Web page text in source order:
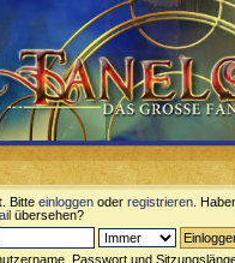
. Bitte einloggen oder registrieren .
übersehen?
Passwort und